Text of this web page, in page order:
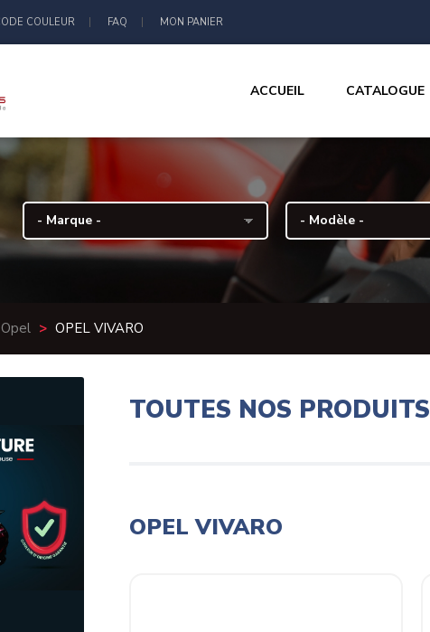
COULEUR FAQ MON PANIER
ACCUEIL CATALOGUE
Opel > OPEL VIVARO
TOUTES NOS PRODUITS
OPEL VIVARO